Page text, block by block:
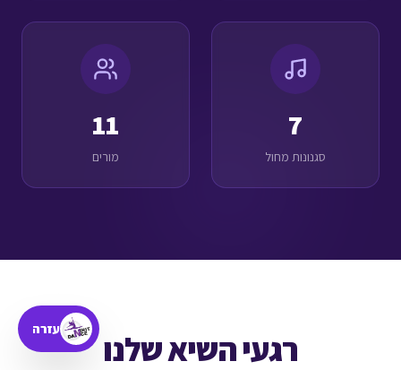
7
סגנונות מחול
11
מורים
רגעי השיא שלנו עזרה